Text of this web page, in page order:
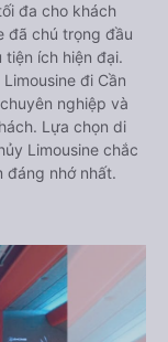
đa cho khách
đã chú trọng đầu
ích hiện đại.
đi Cần
nghiệp và
Lựa chọn di
Limousine chắc
đáng nhớ nhất.